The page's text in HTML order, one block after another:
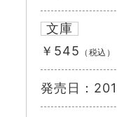
文庫
￥545 （税込）
発売日：